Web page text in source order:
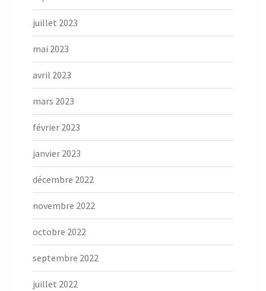
juillet 2023
mai 2023
avril 2023
mars 2023
février 2023
janvier 2023
décembre 2022
novembre 2022
octobre 2022
septembre 2022
juillet 2022